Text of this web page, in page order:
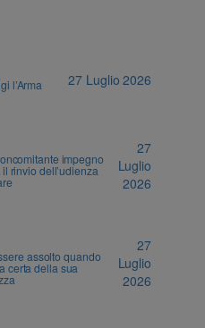
l’Arma 27 Luglio 2026
impegno
rinvio dell’udienza
27
Luglio
2026
assolto quando
certa della sua
27
Luglio
2026